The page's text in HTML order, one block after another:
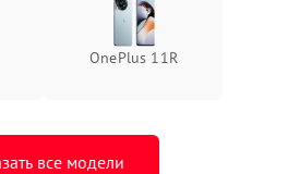
OnePlus 11R
все модели